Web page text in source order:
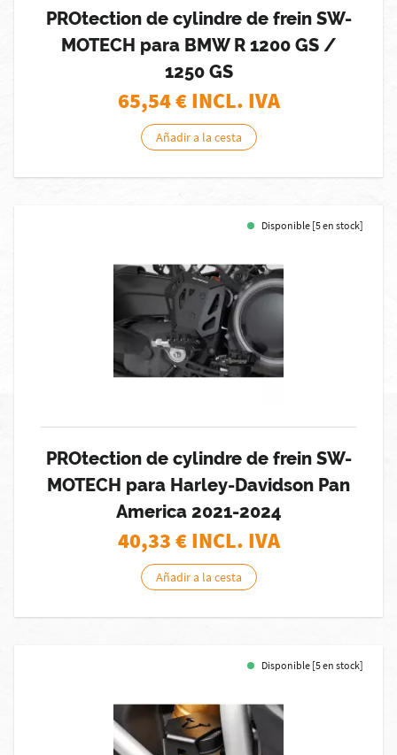
PROtection de cylindre de frein SW-
MOTECH para BMW R 1200 GS /
1250 GS
65,54€ INCL. IVA
Añadir a la cesta
Disponible [5 en stock]
PROtection de cylindre de frein SW-
MOTECH para Harley-Davidson Pan
America 2021-2024
40,33€ INCL. IVA
Añadir a la cesta
Disponible [5 en stock]